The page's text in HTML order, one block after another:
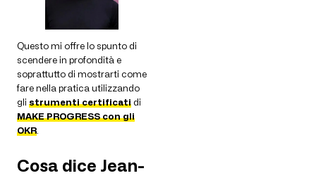
Questo mi offre lo spunto di
scendere in profondità e
soprattutto di mostrarti come
fare nella pratica utilizzando
gli strumenti certificatidi
MAKE PROGRESS con gli
OKR
Cosa dice Jean-